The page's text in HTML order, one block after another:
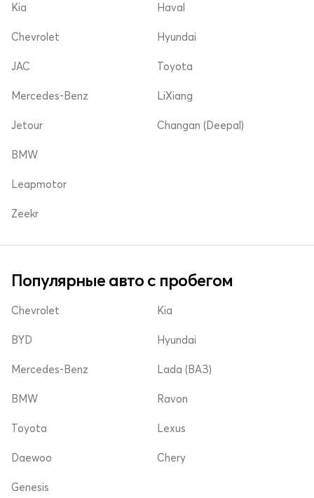
Kia
Chevrolet
Haval
Hyundai
JAC
Mercedes-Benz
Jetour
Toyota
LiXiang
Changan (Deepal)
BMW
Leapmotor
Zeekr
Популярные авто с пробегом
Chevrolet
BYD
Mercedes-Benz
Kia
Hyundai
Lada (ВАЗ)
BMW
Toyota
Daewoo
Ravon
Lexus
Chery
Genesis